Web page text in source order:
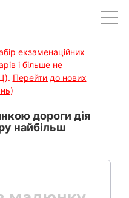
екзаменаційних
і більше не
Перейти до нових
)
дороги дія
найбільш